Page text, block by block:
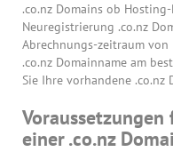
.co.nz Domains ob
Neuregistrierung .co.nz
Abrechnungs-zeitraum von
.co.nz Domainname am
Sie Ihre vorhandene .co.nz
einer .co.nz